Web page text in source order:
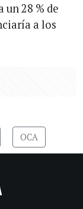
28 % de
a los
OCA